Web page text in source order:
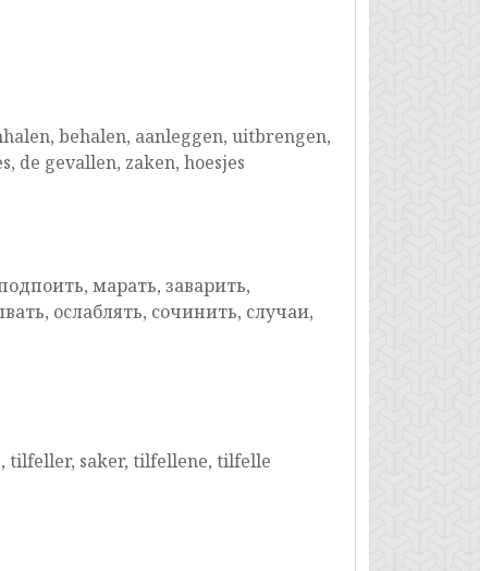
behalen, aanleggen, uitbrengen,
de gevallen, zaken, hoesjes
марать, заварить,
ослаблять, сочинить, случаи,
tilfeller, saker, tilfellene, tilfelle